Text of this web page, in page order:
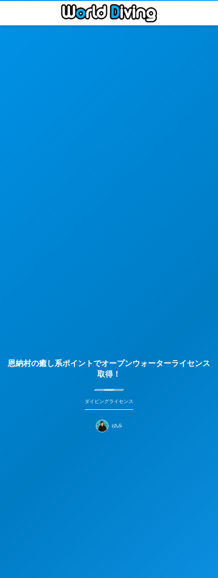
恩納村の癒し系ポイントでオープンウォーターライセンス
取得！
ダイビングライセンス
ゆみ